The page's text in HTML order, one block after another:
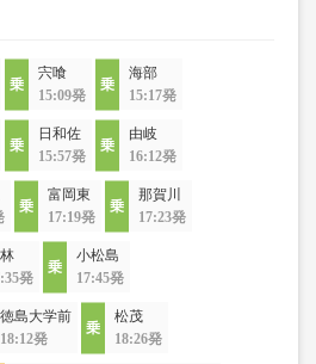
宍喰
15:09発
海部
15:17発
日和佐
15:57発
由岐
16:12発
富岡東
17:19発
那賀川
17:23発
発
小松島
17:45発
徳島大学前
18:12発
松茂
18:26発